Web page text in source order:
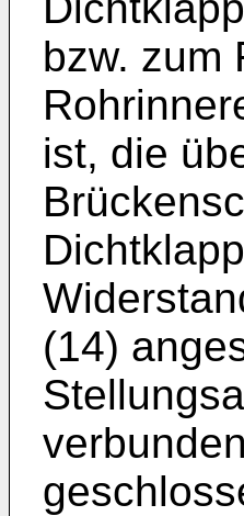
bzw. zum
ist, die
(14)